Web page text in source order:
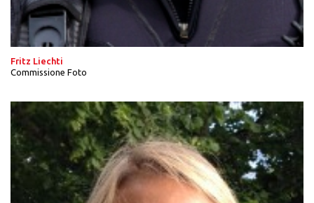
Fritz Liechti
Commissione Foto